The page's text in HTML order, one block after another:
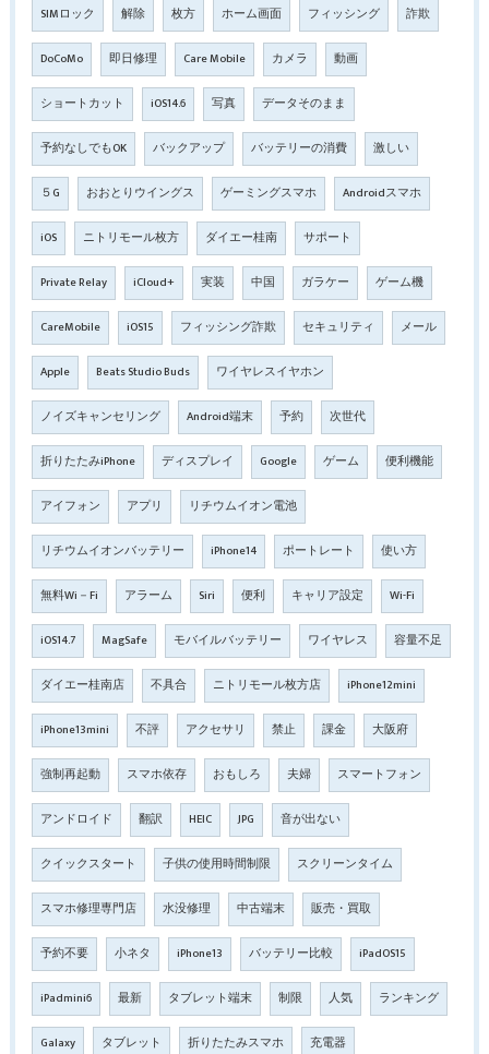
SIMロック 解除 枚方 ホーム画面 フィッシング 詐欺
DoCoMo 即日修理 Care Mobile カメラ 動画
ショートカット iOS14.6 写真 データそのまま
予約なしでもOK バックアップ バッテリーの消費 激しい
５G おおとりウイングス ゲーミングスマホ Androidスマホ
iOS ニトリモール枚方 ダイエー桂南 サポート
Private Relay iCloud+ 実装 中国 ガラケー ゲーム機
CareMobile iOS15 フィッシング詐欺 セキュリティ メール
Apple Beats Studio Buds ワイヤレスイヤホン
ノイズキャンセリング Android端末 予約 次世代
折りたたみiPhone ディスプレイ Google ゲーム 便利機能
アイフォン アプリ リチウムイオン電池
リチウムイオンバッテリー iPhone14 ポートレート 使い方
無料Wi－Fi アラーム Siri 便利 キャリア設定 Wi-Fi
iOS14.7 MagSafe モバイルバッテリー ワイヤレス 容量不足
ダイエー桂南店 不具合 ニトリモール枚方店 iPhone12mini
iPhone13mini 不評 アクセサリ 禁止 課金 大阪府
強制再起動 スマホ依存 おもしろ 夫婦 スマートフォン
アンドロイド 翻訳 HEIC JPG 音が出ない
クイックスタート 子供の使用時間制限 スクリーンタイム
スマホ修理専門店 水没修理 中古端末 販売・買取
予約不要 小ネタ iPhone13 バッテリー比較 iPadOS15
iPadmini6 最新 タブレット端末 制限 人気 ランキング
Galaxy タブレット 折りたたみスマホ 充電器